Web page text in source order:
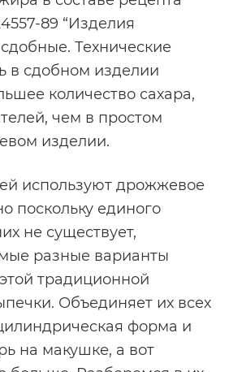
89 “Изделия
Технические
в сдобном изделии
количество сахара,
чем в простом
изделии.
используют дрожжевое
поскольку единого
не существует,
разные варианты
традиционной
Объединяет их всех
форма и
на макушке, а вот